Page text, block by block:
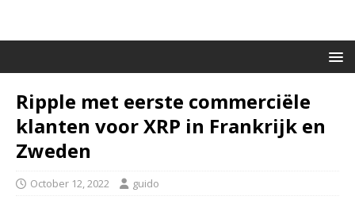
Ripple met eerste commerciële
klanten voor XRP in Frankrijk en
Zweden
October 12, 2022 guido